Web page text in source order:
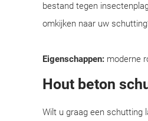
bestand tegen
omkijken naar uw
Eigenschappen: moderne
Hout beton
Wilt u graag een schutting